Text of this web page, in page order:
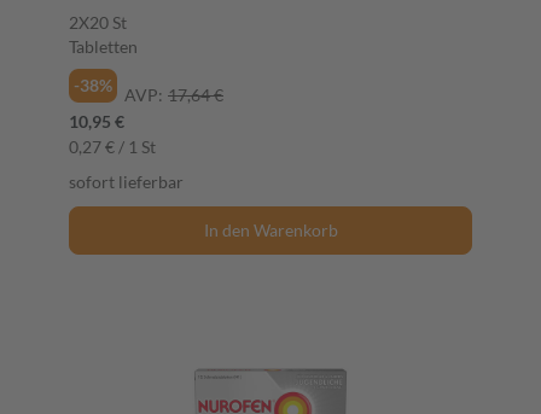
2X20 St
Tabletten
-38%
AVP: 17,64 €
10,95 €
0,27 € / 1 St
sofort lieferbar
In den Warenkorb